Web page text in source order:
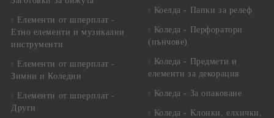
Елементи от шперплат -
Етно елементи и музикални
инструменти
Елементи от шперплат -
Зимни и Коледни
Елементи от шперплат -
Други
Коелда - Папки за релеф
Коледа - Перфоратори
(пънчове)
Коледа - Предмети и
елементи за декорация
Коледа - За опаковане
Коледа - Kлонки, елхички,